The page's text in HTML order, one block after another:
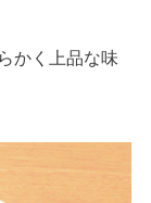
かく上品な味